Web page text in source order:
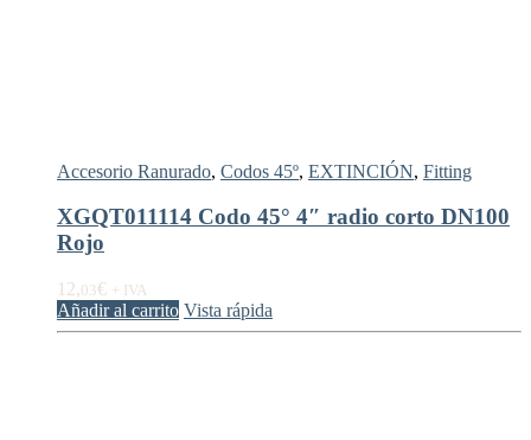
Accesorio Ranurado, Codos 45º, EXTINCIÓN, Fitting
XGQT011114 Codo 45° 4″ radio corto DN100
Rojo
12,03€ + IVA
Añadir al carrito Vista rápida